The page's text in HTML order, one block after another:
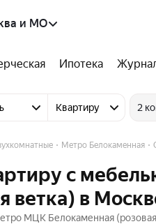
и МО
Ипотека
Квартиру 2
Метро Белокаменная
с
ветка) в
МЦК Белокаменная